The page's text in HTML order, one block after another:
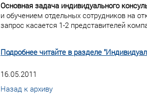
Основная задача индивидуального
и обучением отдельных сотрудников на
запрос касается 1-2 представителей
Подробнее читайте в разделе
16.05.2011
Назад к архиву